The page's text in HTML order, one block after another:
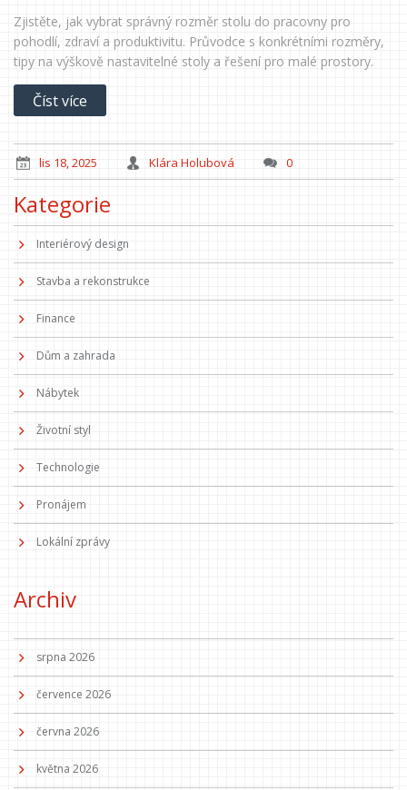
Zjistěte, jak vybrat správný rozměr stolu do pracovny pro
pohodlí, zdraví a produktivitu. Průvodce s konkrétními rozměry,
tipy na výškově nastavitelné stoly a řešení pro malé prostory.
Číst více
lis 18, 2025 Klára Holubová 0
Kategorie
Interiérový design
Stavba a rekonstrukce
Finance
Dům a zahrada
Nábytek
Životní styl
Technologie
Pronájem
Lokální zprávy
Archiv
srpna 2026
července 2026
června 2026
května 2026